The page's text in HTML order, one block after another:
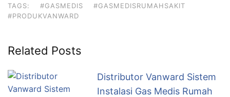
TAGS: #GASMEDIS
#GASMEDISRUMAHSAKIT
#PRODUKVANWARD
Related Posts
Distributor Vanward Sistem
Instalasi Gas Medis Rumah